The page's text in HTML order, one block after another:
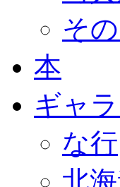
そ
本
ギャ
な行
北